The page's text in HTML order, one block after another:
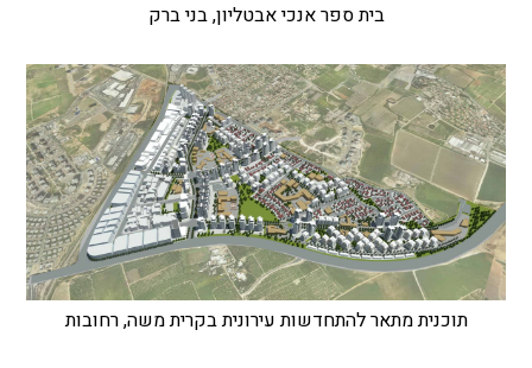
בית ספר אנכי אבטליון, בני ברק
תוכנית מתאר להתחדשות עירונית בקרית משה, רחובות